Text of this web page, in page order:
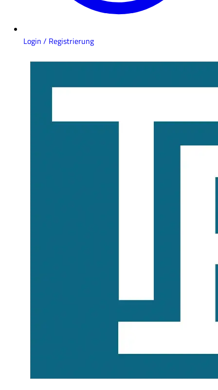
Login / Registrierung